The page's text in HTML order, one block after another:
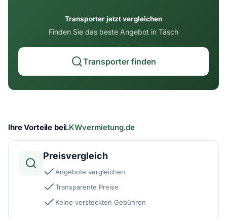
Transporter jetzt vergleichen
Finden Sie das beste Angebot in Täsch
Transporter finden
Ihre Vorteile beiLKWvermietung.de
Preisvergleich
Angebote vergleichen
Transparente Preise
Keine versteckten Gebühren